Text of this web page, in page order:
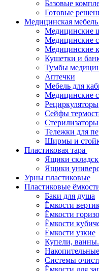
Базовые
Готовые
Медицинская мебель
Медицинские
Медицинские
Медицинские
Кушетки и
Тумбы
Аптечки
Мебель для
Медицинские
Рециркуляторы
Сейфы
Стерилизаторы
Тележки для
Ширмы и
Пластиковая тара
Ящики
Ящики
Урны пластиковые
Пластиковые
Баки для душа
Ёмкости
Ёмкости
Ёмкости
Ёмкости узкие
Купели, ванны.
Системы
Ёмкости для